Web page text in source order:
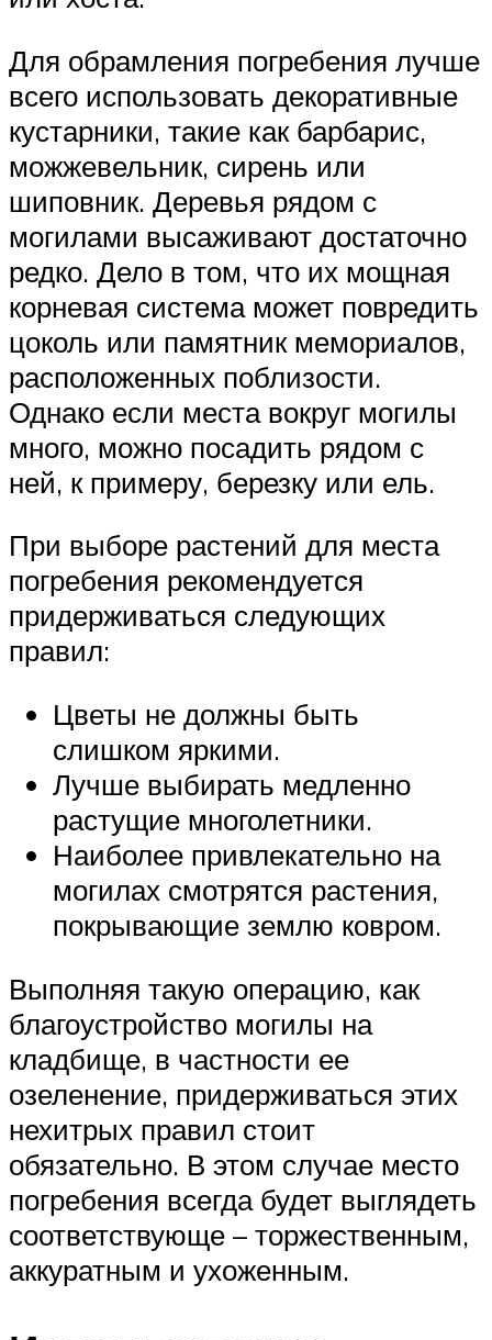
Для обрамления погребения лучше
всего использовать декоративные
кустарники, такие как барбарис,
можжевельник, сирень или
шиповник. Деревья рядом с
могилами высаживают достаточно
редко. Дело в том, что их мощная
корневая система может повредить
цоколь или памятник мемориалов,
расположенных поблизости.
Однако если места вокруг могилы
много, можно посадить рядом с
ней, к примеру, березку или ель.
При выборе растений для места
погребения рекомендуется
придерживаться следующих
правил:
Цветы не должны быть
слишком яркими.
Лучше выбирать медленно
растущие многолетники.
Наиболее привлекательно на
могилах смотрятся растения,
покрывающие землю ковром.
Выполняя такую операцию, как
благоустройство могилы на
кладбище, в частности ее
озеленение, придерживаться этих
нехитрых правил стоит
обязательно. В этом случае место
погребения всегда будет выглядеть
соответствующе – торжественным,
аккуратным и ухоженным.